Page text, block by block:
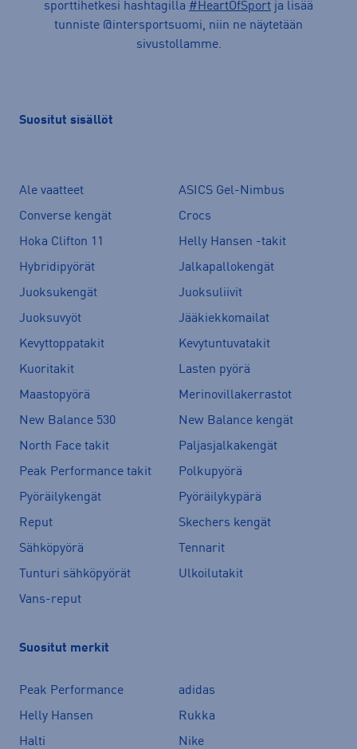
sporttihetkesi hashtagilla #HeartOfSport ja lisää
tunniste @intersportsuomi, niin ne näytetään
sivustollamme.
Suositut sisällöt
Ale vaatteet
ASICS Gel-Nimbus
Converse kengät
Crocs
Hoka Clifton 11
Helly Hansen -takit
Hybridipyörät
Jalkapallokengät
Juoksukengät
Juoksuliivit
Juoksuvyöt
Jääkiekkomailat
Kevyttoppatakit
Kevytuntuvatakit
Kuoritakit
Lasten pyörä
Maastopyörä
Merinovillakerrastot
New Balance 530
New Balance kengät
North Face takit
Paljasjalkakengät
Peak Performance takit
Polkupyörä
Pyöräilykengät
Pyöräilykypärä
Reput
Skechers kengät
Sähköpyörä
Tennarit
Tunturi sähköpyörät
Ulkoilutakit
Vans-reput
Suositut merkit
Peak Performance
adidas
Helly Hansen
Rukka
Halti
Nike